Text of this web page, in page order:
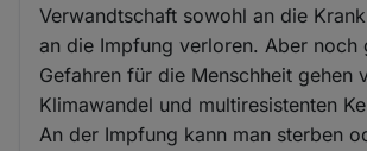
Verwandtschaft sowohl an die
an die Impfung verloren. Aber noch
Gefahren für die Menschheit gehen
Klimawandel und multiresistenten
An der Impfung kann man sterben